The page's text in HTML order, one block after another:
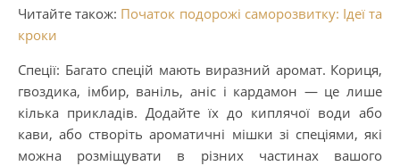
Читайте також: Початок подорожі саморозвитку: Ідеї та
кроки
Спеції: Багато спецій мають виразний аромат. Кориця,
гвоздика, імбир, ваніль, аніс і кардамон — це лише
кілька прикладів. Додайте їх до киплячої води або
кави, або створіть ароматичні мішки зі спеціями, які
можна розміщувати в різних частинах вашого